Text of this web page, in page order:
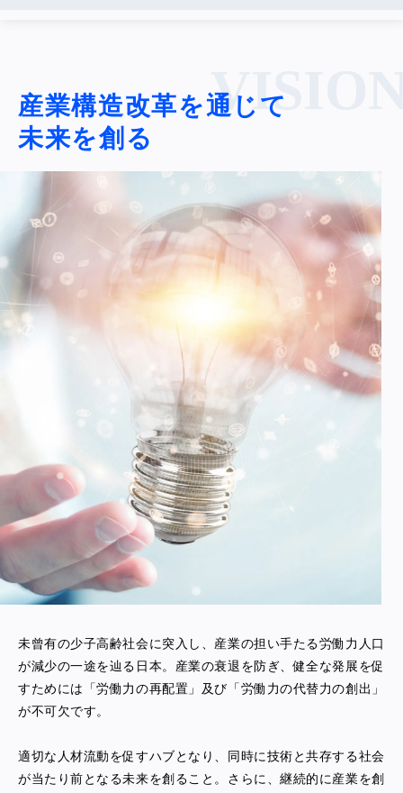
産業構造改革を通じて
未来を創る
未曾有の少子高齢社会に突入し、産業の担い手たる労働力人口
が減少の一途を辿る日本。産業の衰退を防ぎ、健全な発展を促
すためには「労働力の再配置」及び「労働力の代替力の創出」
が不可欠です。
適切な人材流動を促すハブとなり、同時に技術と共存する社会
が当たり前となる未来を創ること。さらに、継続的に産業を創